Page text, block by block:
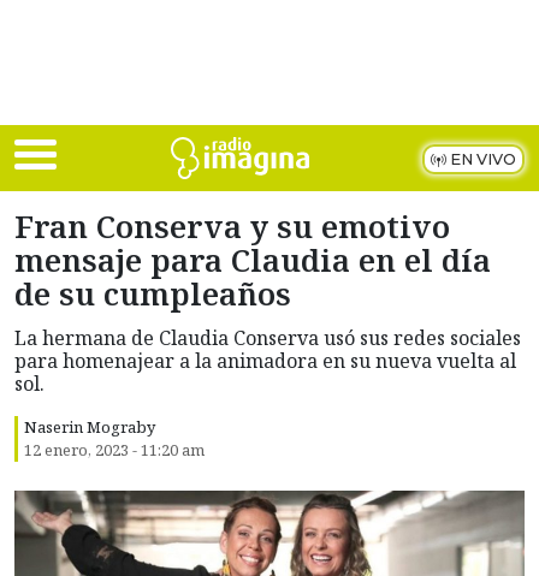
EN VIVO
Fran Conserva y su emotivo
mensaje para Claudia en el día
de su cumpleaños
La hermana de Claudia Conserva usó sus redes sociales
para homenajear a la animadora en su nueva vuelta al
sol.
Naserin Mograby
12 enero, 2023 - 11:20 am